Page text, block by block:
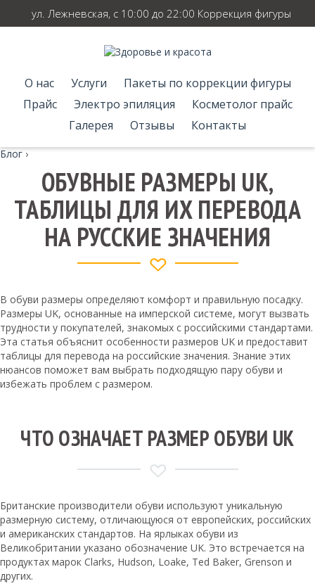
ул. Лежневская, с 10:00 до 22:00 Коррекция фигуры
О нас Услуги
Пакеты по коррекции фигуры
Прайс
Электро эпиляция
Косметолог прайс
Галерея
Отзывы Контакты
Блог ›
ОБУВНЫЕ РАЗМЕРЫ UK,
ТАБЛИЦЫ ДЛЯ ИХ ПЕРЕВОДА
НА РУССКИЕ ЗНАЧЕНИЯ
В обуви размеры определяют комфорт и правильную посадку.
Размеры UK, основанные на имперской системе, могут вызвать
трудности у покупателей, знакомых с российскими стандартами.
Эта статья объяснит особенности размеров UK и предоставит
таблицы для перевода на российские значения. Знание этих
нюансов поможет вам выбрать подходящую пару обуви и
избежать проблем с размером.
ЧТО ОЗНАЧАЕТ РАЗМЕР ОБУВИ UK
Британские производители обуви используют уникальную
размерную систему, отличающуюся от европейских, российских
и американских стандартов. На ярлыках обуви из
Великобритании указано обозначение UK. Это встречается на
продуктах марок Clarks, Hudson, Loake, Ted Baker, Grenson и
других.